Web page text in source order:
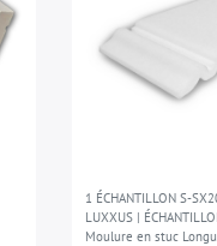
1 ÉCHANTILLON S-
LUXXUS |
Moulure en stuc